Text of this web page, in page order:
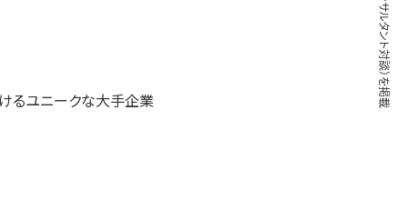
るユニークな大手企業